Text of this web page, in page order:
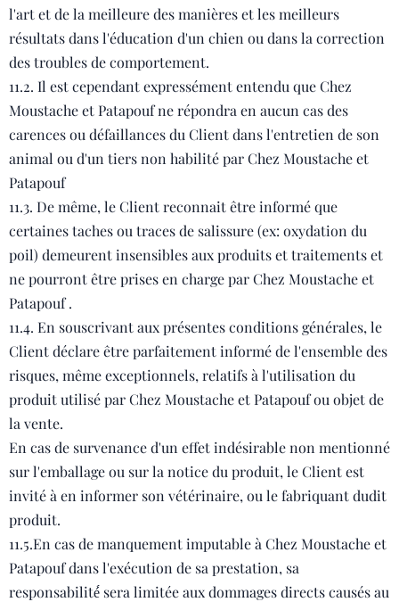
l'art et de la meilleure des manières et les meilleurs
résultats dans l'éducation d'un chien ou dans la correction
des troubles de comportement.
11.2. Il est cependant expressément entendu que Chez
Moustache et Patapouf ne répondra en aucun cas des
carences ou défaillances du Client dans l'entretien de son
animal ou d'un tiers non habilité par Chez Moustache et
Patapouf
11.3. De même, le Client reconnait être informé que
certaines taches ou traces de salissure (ex: oxydation du
poil) demeurent insensibles aux produits et traitements et
ne pourront être prises en charge par Chez Moustache et
Patapouf .
11.4. En souscrivant aux présentes conditions générales, le
Client déclare être parfaitement informé de l'ensemble des
risques, même exceptionnels, relatifs à l'utilisation du
produit utilisé par Chez Moustache et Patapouf ou objet de
la vente.
En cas de survenance d'un effet indésirable non mentionné
sur l'emballage ou sur la notice du produit, le Client est
invité à en informer son vétérinaire, ou le fabriquant dudit
produit.
11.5.En cas de manquement imputable à Chez Moustache et
Patapouf dans l'exécution de sa prestation, sa
responsabilité́ sera limitée aux dommages directs causés au